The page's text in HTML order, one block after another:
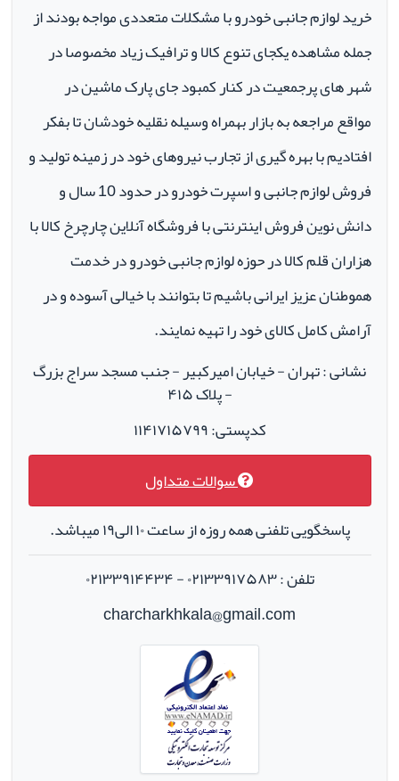
خرید لوازم جانبی خودرو با مشکلات متعددی مواجه بودند از
جمله مشاهده یکجای تنوع کالا و ترافیک زیاد مخصوصا در
شهر های پرجمعیت در کنار کمبود جای پارک ماشین در
مواقع مراجعه به بازار بهمراه وسیله نقلیه خودشان تا بفکر
افتادیم با بهره گیری از تجارب نیروهای خود در زمینه تولید و
فروش لوازم جانبی و اسپرت خودرو در حدود 10 سال و
دانش نوین فروش اینترنتی با فروشگاه آنلاین چارچرخ کالا با
هزاران قلم کالا در حوزه لوازم جانبی خودرو در خدمت
هموطنان عزیز ایرانی باشیم تا بتوانند با خیالی آسوده و در
آرامش کامل کالای خود را تهیه نمایند.
نشانی : تهران - خیابان امیرکبیر - جنب مسجد سراج بزرگ
- پلاک ۴۱۵
کدپستی: ۱۱۴۱۷۱۵۷۹۹
سوالات متداول
پاسخگویی تلفنی همه روزه از ساعت ۱۰ الی۱۹ میباشد.
تلفن : ۰۲۱۳۳۹۱۷۵۸۳ - ۰۲۱۳۳۹۱۴۴۳۴
charcharkhkala@gmail.com